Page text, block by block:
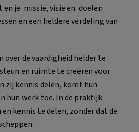
je missie, visie en doelen
en een heldere verdeling van
over de vaardigheid helder te
en ruimte te creëren voor
zij kennis delen, komt hun
werk toe. In de praktijk
kennis te delen, zonder dat de